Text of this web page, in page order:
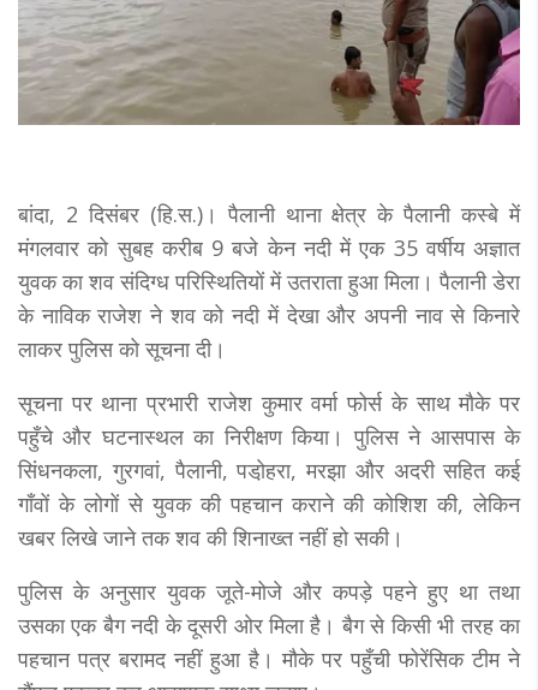
बांदा, 2 दिसंबर (हि.स.)। पैलानी थाना क्षेत्र के पैलानी कस्बे में
मंगलवार को सुबह करीब 9 बजे केन नदी में एक 35 वर्षीय अज्ञात
युवक का शव संदिग्ध परिस्थितियों में उतराता हुआ मिला। पैलानी डेरा
के नाविक राजेश ने शव को नदी में देखा और अपनी नाव से किनारे
लाकर पुलिस को सूचना दी।
सूचना पर थाना प्रभारी राजेश कुमार वर्मा फोर्स के साथ मौके पर
पहुँचे और घटनास्थल का निरीक्षण किया। पुलिस ने आसपास के
सिंधनकला, गुरगवां, पैलानी, पडो़हरा, मरझा और अदरी सहित कई
गाँवों के लोगों से युवक की पहचान कराने की कोशिश की, लेकिन
खबर लिखे जाने तक शव की शिनाख्त नहीं हो सकी।
पुलिस के अनुसार युवक जूते-मोजे और कपड़े पहने हुए था तथा
उसका एक बैग नदी के दूसरी ओर मिला है। बैग से किसी भी तरह का
पहचान पत्र बरामद नहीं हुआ है। मौके पर पहुँची फोरेंसिक टीम ने